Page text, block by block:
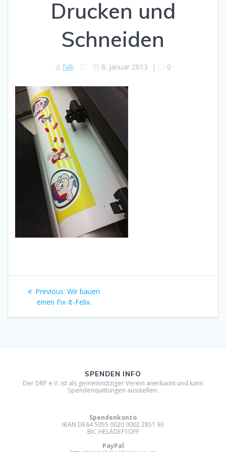
Drucken und
Schneiden
falk 8. Januar 2013 | 0
Beitragsnavigation
Previous: Previous
post:
Wir bauen
einen Fix-It-Felix.
SPENDEN INFO
Der DRP e.V. ist als gemeinnütziger Verein anerkannt und kann
Spendenquittungen ausstellen.
Spendenkonto
IBAN DE64 5055 0020 0002 2851 93
BIC HELADEF1OFF
PayPal